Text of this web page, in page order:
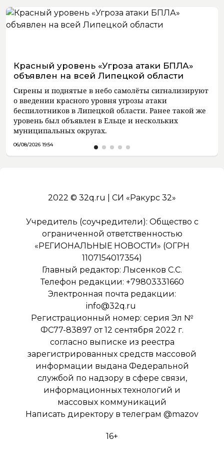
Красный уровень «Угроза атаки БПЛА»
объявлен на всей Липецкой области
Сирены и поднятые в небо самолёты сигнализируют
о введении красного уровня угрозы атаки
беспилотников в Липецкой области. Ранее такой же
уровень был объявлен в Ельце и нескольких
муниципальных округах.
06/08/2026 19:54
2022 © 32q.ru | СИ «Ракурс 32»
Учредитель (соучредители): Общество с
ограниченной ответственностью
«РЕГИОНАЛЬНЫЕ НОВОСТИ» (ОГРН
1107154017354)
Главный редактор: Лысенков С.С.
Телефон редакции: +79803331660
Электронная почта редакции:
info@32q.ru
Регистрационный номер: серия Эл №
ФС77-83897 от 12 сентября 2022 г.
согласно выписке из реестра
зарегистрированных средств массовой
информации выдана Федеральной
службой по надзору в сфере связи,
информационных технологий и
массовых коммуникаций
Написать директору в телеграм @mazov
16+